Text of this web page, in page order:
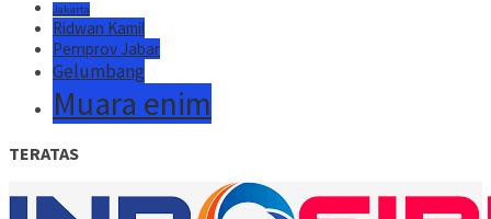
Jakarta
Ridwan Kamil
Pemprov Jabar
Gelumbang
Muara enim
TERATAS